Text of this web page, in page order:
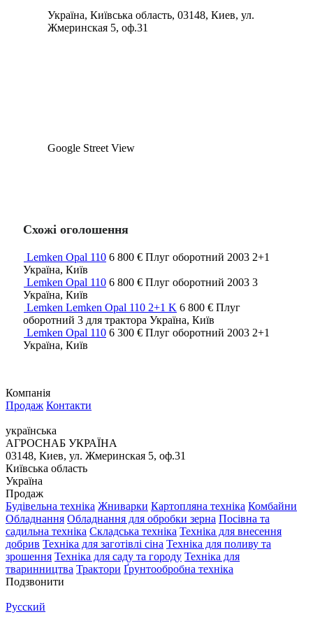
Україна, Київська область, 03148, Киев, ул.
Жмеринская 5, оф.31
Google Street View
Схожі оголошення
Lemken Opal 110 6 800 € Плуг оборотний 2003 2+1
Україна, Київ
Lemken Opal 110 6 800 € Плуг оборотний 2003 3
Україна, Київ
Lemken Lemken Opal 110 2+1 K 6 800 € Плуг
оборотний 3 для трактора Україна, Київ
Lemken Opal 110 6 300 € Плуг оборотний 2003 2+1
Україна, Київ
Компанія
Продаж Контакти
українська
АГРОСНАБ УКРАЇНА
03148, Киев, ул. Жмеринская 5, оф.31
Київська область
Україна
Продаж
Будівельна техніка Жниварки Картопляна техніка Комбайни
Обладнання Обладнання для обробки зерна Посівна та
садильна техніка Складська техніка Техніка для внесення
добрив Техніка для заготівлі сіна Техніка для поливу та
зрошення Техніка для саду та городу Техніка для
тваринництва Трактори Ґрунтообробна техніка
Подзвонити
Русский